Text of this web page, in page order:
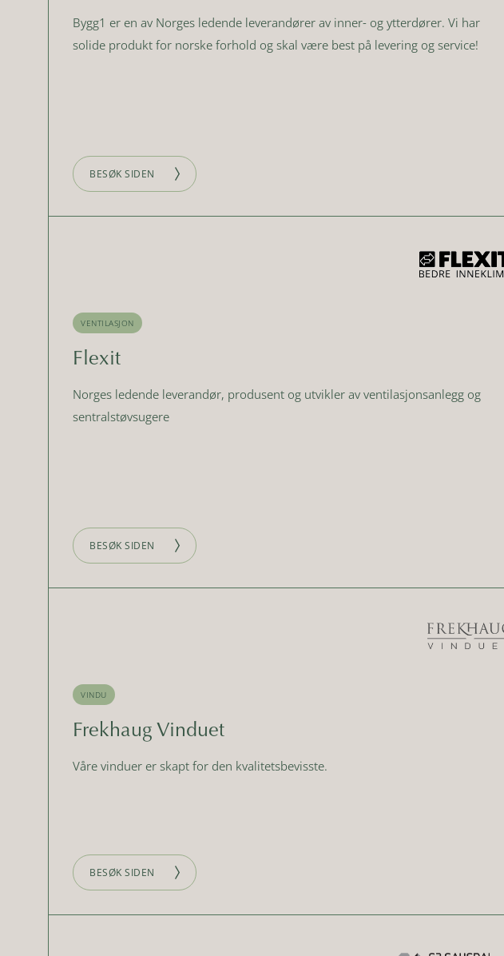
Bygg1 er en av Norges ledende leverandører av inner- og ytterdører. Vi har
solide produkt for norske forhold og skal være best på levering og service!
BESØK SIDEN
VENTILASJON
Flexit
Norges ledende leverandør, produsent og utvikler av ventilasjonsanlegg og
sentralstøvsugere
BESØK SIDEN
VINDU
Frekhaug Vinduet
Våre vinduer er skapt for den kvalitetsbevisste.
BESØK SIDEN